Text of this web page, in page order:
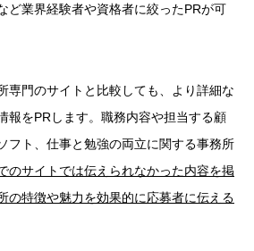
ど業界経験者や資格者に絞ったPRが可
専門のサイトと比較しても、より詳細な
報をPRします。職務内容や担当する顧
フト、仕事と勉強の両立に関する事務所
のサイトでは伝えられなかった内容を掲
の特徴や魅力を効果的に応募者に伝える